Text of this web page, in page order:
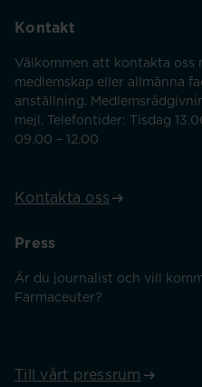
Kontakt
Välkommen att kontakta oss
medlemskap eller allmänna
anställning.
mejl. Telefontider: Tisdag
09.00 – 12.00
Kontakta oss
Press
Är du journalist och vill
Farmaceuter?
Till vårt pressrum